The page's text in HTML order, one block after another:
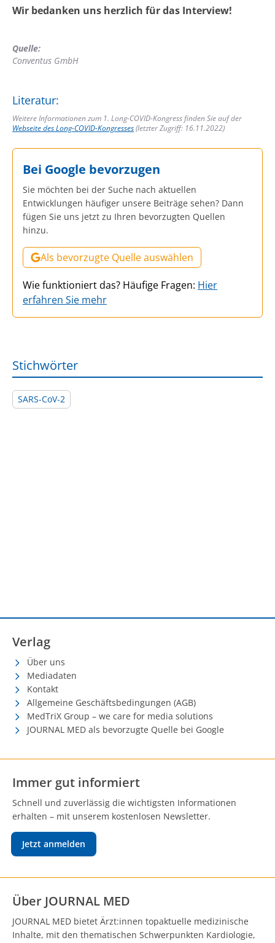
Wir bedanken uns herzlich für das Interview!
Quelle:
Conventus GmbH
Literatur:
Weitere Informationen zum 1. Long-COVID-Kongress finden Sie auf der
Webseite des Long-COVID-Kongresses(letzter Zugriff: 16.11.2022)
Bei Google bevorzugen
Sie möchten bei der Suche nach aktuellen
Entwicklungen häufiger unsere Beiträge sehen? Dann
fügen Sie uns jetzt zu Ihren bevorzugten Quellen
hinzu.
Als bevorzugte Quelle auswählen
Wie funktioniert das? Häufige Fragen: Hier
erfahren Sie mehr
Stichwörter
SARS-CoV-2
Verlag
Über uns
Mediadaten
Kontakt
Allgemeine Geschäftsbedingungen (AGB)
MedTriX Group – we care for media solutions
JOURNAL MED als bevorzugte Quelle bei Google
Immer gut informiert
Schnell und zuverlässig die wichtigsten Informationen
erhalten – mit unserem kostenlosen Newsletter.
Jetzt anmelden
Über JOURNAL MED
JOURNAL MED bietet Ärzt:innen topaktuelle medizinische
Inhalte, mit den thematischen Schwerpunkten Kardiologie,